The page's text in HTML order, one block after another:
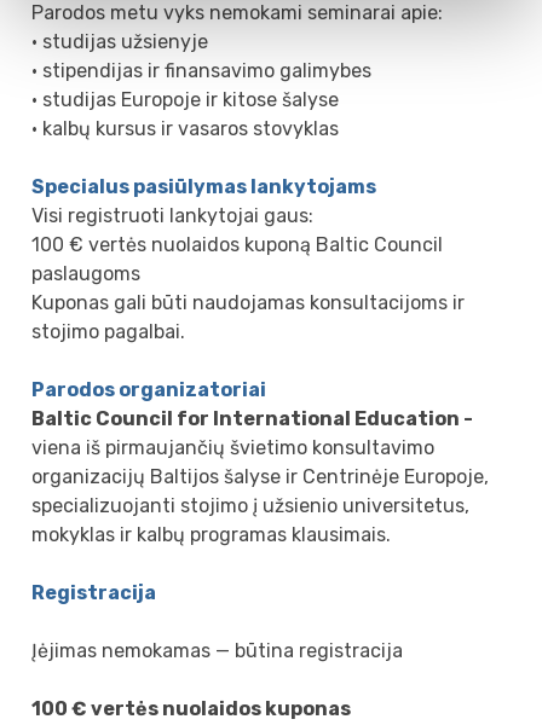
Parodos metu vyks nemokami seminarai apie:
• studijas užsienyje
• stipendijas ir finansavimo galimybes
• studijas Europoje ir kitose šalyse
• kalbų kursus ir vasaros stovyklas
Specialus pasiūlymas lankytojams
Visi registruoti lankytojai gaus:
100 € vertės nuolaidos kuponą Baltic Council
paslaugoms
Kuponas gali būti naudojamas konsultacijoms ir
stojimo pagalbai.
Parodos organizatoriai
Baltic Council for International Education -
viena iš pirmaujančių švietimo konsultavimo
organizacijų Baltijos šalyse ir Centrinėje Europoje,
specializuojanti stojimo į užsienio universitetus,
mokyklas ir kalbų programas klausimais.
Registracija
Įėjimas nemokamas — būtina registracija
100 € vertės nuolaidos kuponas